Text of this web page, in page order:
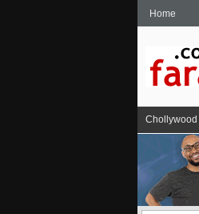
Home
Chollywood